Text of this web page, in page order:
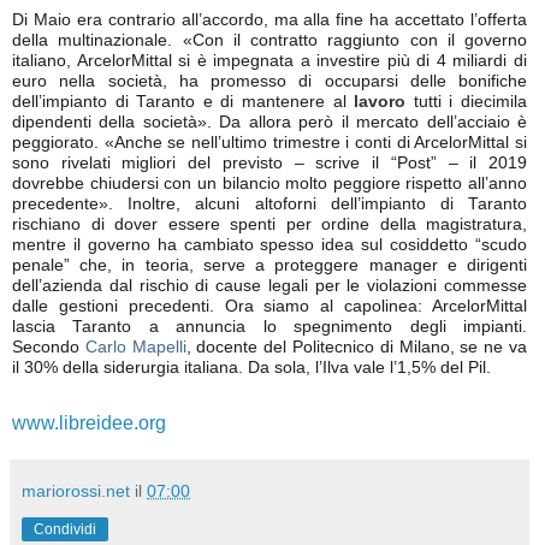
Di Maio era contrario all’accordo, ma alla fine ha accettato l’offerta
della multinazionale. «Con il contratto raggiunto con il governo
italiano, ArcelorMittal si è impegnata a investire più di 4 miliardi di
euro nella società, ha promesso di occuparsi delle bonifiche
dell’impianto di Taranto e di mantenere al
lavoro tutti i diecimila
dipendenti della società». Da allora però il mercato dell’acciaio è
peggiorato. «Anche se nell’ultimo trimestre i conti di ArcelorMittal si
sono rivelati migliori del previsto – scrive il “Post” – il 2019
dovrebbe chiudersi con un bilancio molto peggiore rispetto all’anno
precedente». Inoltre, alcuni altoforni dell’impianto di Taranto
rischiano di dover essere spenti per ordine della magistratura,
mentre il governo ha cambiato spesso idea sul cosiddetto “scudo
penale” che, in teoria, serve a proteggere manager e dirigenti
dell’azienda dal rischio di cause legali per le violazioni commesse
dalle gestioni precedenti. Ora siamo al capolinea: ArcelorMittal
lascia Taranto a annuncia lo spegnimento degli impianti.
Secondo Carlo Mapelli, docente del Politecnico di Milano, se ne va
il 30% della siderurgia italiana. Da sola, l’Ilva vale l’1,5% del Pil.
www.libreidee.org
mariorossi.net il 07:00
Condividi